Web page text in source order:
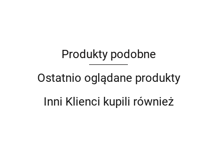
Barut
Produkty podobne
Ostatnio oglądane produkty
Inni Klienci kupili również